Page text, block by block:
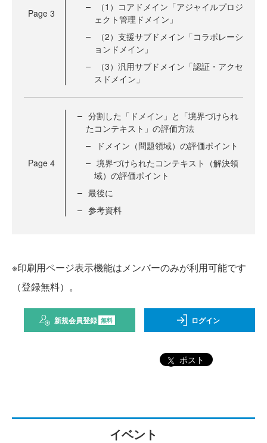
Page 3
（1）コアドメイン「アジャイルプロジ
ェクト管理ドメイン」
（2）支援サブドメイン「コラボレーシ
ョンドメイン」
（3）汎用サブドメイン「認証・アクセ
スドメイン」
Page 4
分割した「ドメイン」と「境界づけられ
たコンテキスト」の評価方法
ドメイン（問題領域）の評価ポイント
境界づけられたコンテキスト（解決領
域）の評価ポイント
最後に
参考資料
※印刷用ページ表示機能はメンバーのみが利用可能です
（登録無料）。
新規会員登録 無料 ログイン
ポスト
イベント